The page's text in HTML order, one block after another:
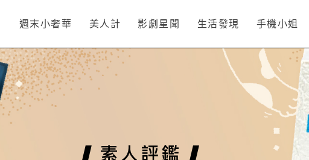
週末小奢華 美人計 影劇星聞 生活發現 手機小姐